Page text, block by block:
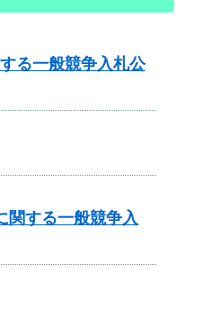
る一般競争入札公
関する一般競争入